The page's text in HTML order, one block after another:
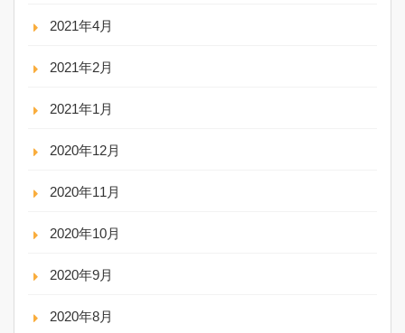
2021年4月
2021年2月
2021年1月
2020年12月
2020年11月
2020年10月
2020年9月
2020年8月